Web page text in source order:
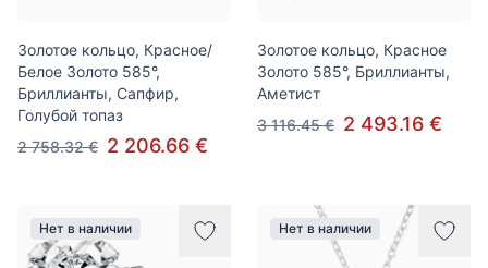
Золотое кольцо, Красное/
Белое Золото 585°,
Бриллианты, Сапфир,
Голубой топаз
2 758.32 € 2 206.66 €
Золотое кольцо, Красное
Золото 585°, Бриллианты,
Аметист
3 116.45 € 2 493.16 €
Нет в наличии Нет в наличии